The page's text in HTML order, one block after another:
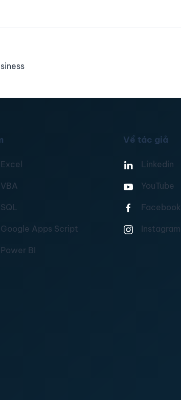
Apps Script
BI
Về tác giả
Linkedin
YouTube
Facebook
Instagram